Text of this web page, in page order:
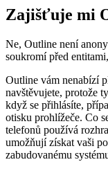
Zajišťuje mi
Ne, Outline není
soukromí před
Outline vám nenabízí
navštěvujete, protože
když se přihlásíte,
otisku prohlížeče. Co
telefonů používá
umožňují získat vaši
zabudovanému